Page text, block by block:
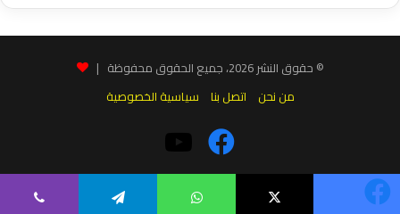
© حقوق النشر 2026، جميع الحقوق محفوظة |
من نحن
اتصل بنا سياسية الخصوصية
فيسبوك
فيسبوك